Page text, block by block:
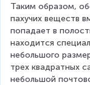
Таким образом,
пахучих веществ
попадает в
находится
небольшого
трех квадратных
небольшой